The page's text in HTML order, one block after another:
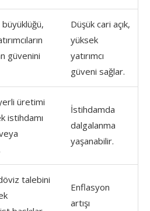
büyüklüğü,
güvenini
Düşük cari açık,
yüksek
yatırımcı
güveni sağlar.
üretimi
istihdamı
İstihdamda
dalgalanma
yaşanabilir.
talebini
Enflasyon
artışı